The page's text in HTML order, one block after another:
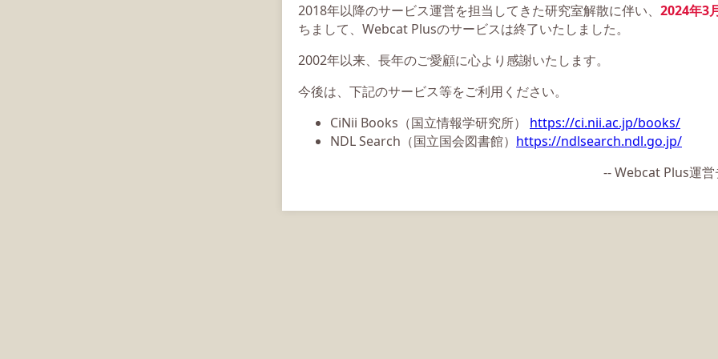
2018年以降のサービス運営を担当してきた研究室解散に伴い、 2024年3
ちまして、Webcat Plusのサービスは終了いたしました。
2002年以来、長年のご愛顧に心より感謝いたします。
今後は、下記のサービス等をご利用ください。
CiNii Books（国立情報学研究所） https://ci.nii.ac.jp/books/
NDL Search（国立国会図書館） https://ndlsearch.ndl.go.jp/
-- Webcat Plus運